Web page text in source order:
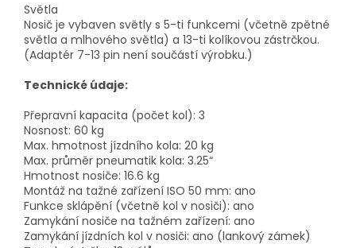
Světla
Nosič je vybaven světly s 5-ti funkcemi (včetně zpětné
světla a mlhového světla) a 13-ti kolíkovou zástrčkou.
(Adaptér 7-13 pin není součástí výrobku.)
Technické údaje:
Přepravní kapacita (počet kol): 3
Nosnost: 60 kg
Max. hmotnost jízdního kola: 20 kg
Max. průměr pneumatik kola: 3.25“
Hmotnost nosiče: 16.6 kg
Montáž na tažné zařízení ISO 50 mm: ano
Funkce sklápění (včetně kol v nosiči): ano
Zamykání nosiče na tažném zařízení: ano
Zamykání jízdních kol v nosiči: ano (lankový zámek)